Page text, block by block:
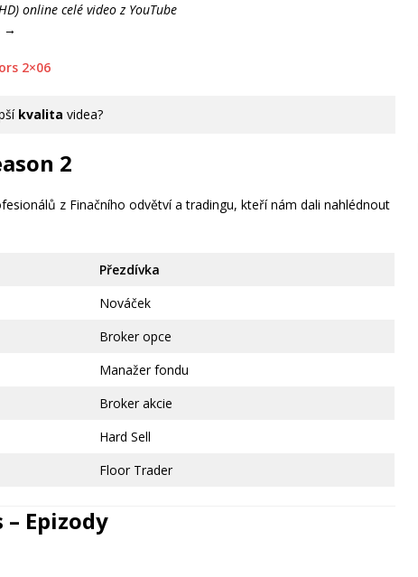
online celé video z YouTube
→
rs 2×06
kvalita videa?
2
z Finačního odvětví a tradingu, kteří nám dali nahlédnout
Přezdívka
Nováček
Broker opce
Manažer fondu
Broker akcie
Hard Sell
Floor Trader
Epizody